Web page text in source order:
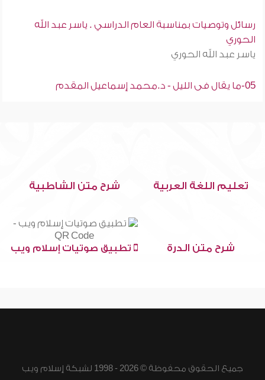
رسائل وتوصيات بمناسبة العام الدراسي . ياسر عبد الله
الحوري
ياسر عبد الله الحوري
05-ما يقال فى الليل - د.محمد إسماعيل المقدم
تعليم اللغة العربية شرح متن الشاطبية
شرح متن الدرة تطبيق صوتيات إسلام ويب
جميع الحقوق محفوظة © 2026 - 1998 لشبكة إسلام ويب